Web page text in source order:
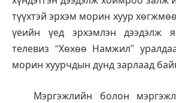
түүхтэй эрхэм морин хуур
үеийн үед эрхэмлэн дээдэлж
телевиз “Хөхөө Намжил”
морин хуурчдын дунд зарлаад
Мэргэжлийн болон